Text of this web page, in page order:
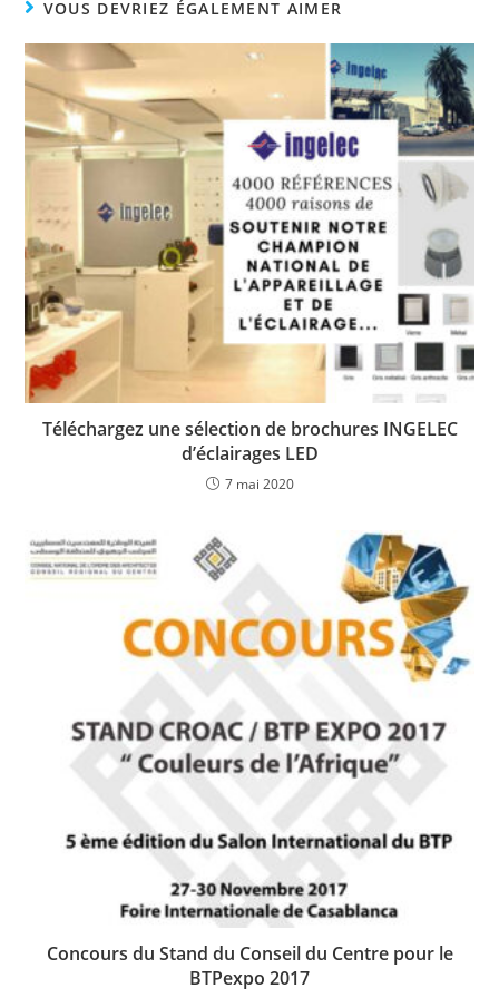
VOUS DEVRIEZ ÉGALEMENT AIMER
Téléchargez une sélection de brochures INGELEC
d’éclairages LED
7 mai 2020
Concours du Stand du Conseil du Centre pour le
BTPexpo 2017